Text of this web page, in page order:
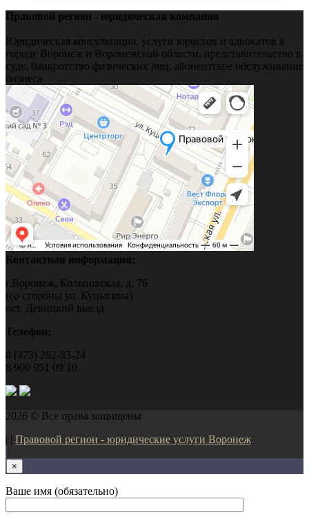
Правовой регион - юридическая компания
Юридическая консультация, услуги юристов и адвокатов в
городе Воронеж и Воронежской области, представительство в
суде, банкротство физических лиц, абонентское обслуживание
бизнеса
Контактная информация:
г.Воронеж, Кольцовская, д. 76
(со стороны ул. Куцыгина)
ост. Девицкий выезд
Телефон:
8 (473) 292-83-24
8 900 951 09 10
2026 © Все права защищены
| | Правовой регион - юридические услуги Воронеж
×
Ваше имя (обязательно)